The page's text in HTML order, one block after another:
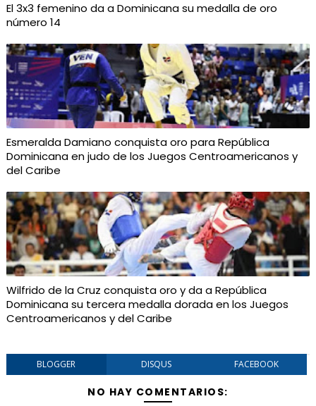
El 3x3 femenino da a Dominicana su medalla de oro
número 14
Esmeralda Damiano conquista oro para República
Dominicana en judo de los Juegos Centroamericanos y
del Caribe
Wilfrido de la Cruz conquista oro y da a República
Dominicana su tercera medalla dorada en los Juegos
Centroamericanos y del Caribe
BLOGGER DISQUS FACEBOOK
NO HAY COMENTARIOS: